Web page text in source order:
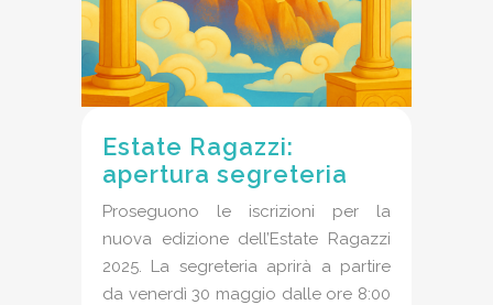
Estate Ragazzi:
apertura segreteria
Proseguono le iscrizioni per la
nuova edizione dell’Estate Ragazzi
2025. La segreteria aprirà a partire
da venerdì 30 maggio dalle ore 8:00